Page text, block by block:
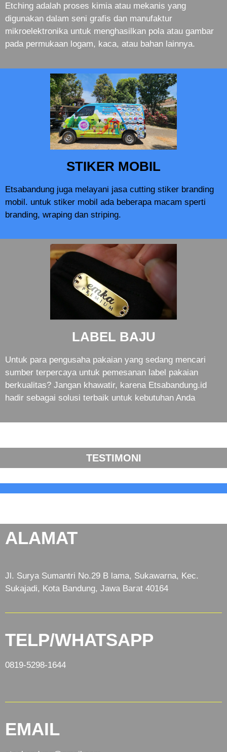
Etching adalah proses kimia atau mekanis yang
digunakan dalam seni grafis dan manufaktur
mikroelektronika untuk menghasilkan pola atau gambar
pada permukaan logam, kaca, atau bahan lainnya.
STIKER MOBIL
Etsabandung juga melayani jasa cutting stiker branding
mobil. untuk stiker mobil ada beberapa macam sperti
branding, wraping dan striping.
LABEL BAJU
Untuk para pengusaha pakaian yang sedang mencari
sumber terpercaya untuk pemesanan label pakaian
berkualitas? Jangan khawatir, karena Etsabandung.id
hadir sebagai solusi terbaik untuk kebutuhan Anda
TESTIMONI
ALAMAT
Jl. Surya Sumantri No.29 B lama, Sukawarna, Kec.
Sukajadi, Kota Bandung, Jawa Barat 40164
TELP/WHATSAPP
0819-5298-1644
EMAIL